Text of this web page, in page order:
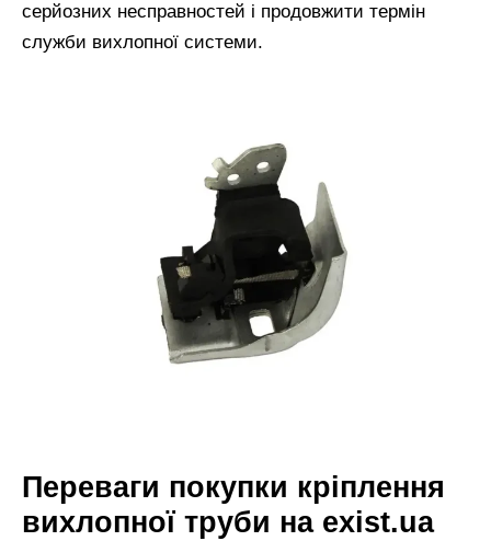
серйозних несправностей і продовжити термін
служби вихлопної системи.
Переваги покупки кріплення
вихлопної труби на exist.ua